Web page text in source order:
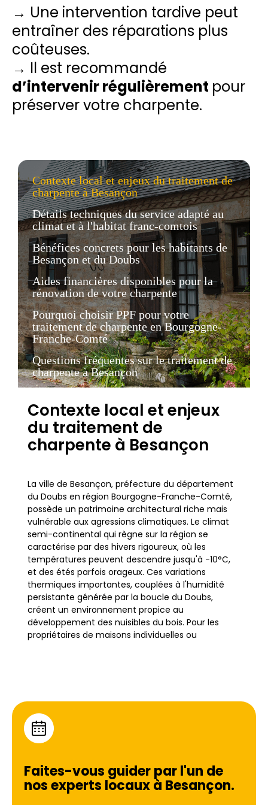
→ Une intervention tardive peut
entraîner des réparations plus
coûteuses.
→ Il est recommandé
d’intervenir régulièrement pour
préserver votre charpente.
Contexte local et enjeux du traitement de
charpente à Besançon
Détails techniques du service adapté au
climat et à l'habitat franc-comtois
Bénéfices concrets pour les habitants de
Besançon et du Doubs
Aides financières disponibles pour la
rénovation de votre charpente
Pourquoi choisir PPF pour votre
traitement de charpente en Bourgogne-
Franche-Comté
Questions fréquentes sur le traitement de
charpente à Besançon
Contexte local et enjeux
du traitement de
charpente à Besançon
La ville de Besançon, préfecture du département
du Doubs en région Bourgogne-Franche-Comté,
possède un patrimoine architectural riche mais
vulnérable aux agressions climatiques. Le climat
semi-continental qui règne sur la région se
caractérise par des hivers rigoureux, où les
températures peuvent descendre jusqu'à -10°C,
et des étés parfois orageux. Ces variations
thermiques importantes, couplées à l'humidité
persistante générée par la boucle du Doubs,
créent un environnement propice au
développement des nuisibles du bois. Pour les
propriétaires de maisons individuelles ou
Les spécificités de l'habitat local accentuent ces
risques. Les constructions en pierre de Combe-
mais peuvent retenir l'humidité si elles ne sont pas
parfaitement entretenues, favorisant ainsi la
propagation de champignons lignivores vers la
Faites-vous guider par l'un de
nos experts locaux à Besançon.